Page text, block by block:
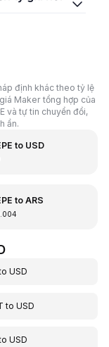
định khác theo tỷ lệ
Maker tổng hợp của
và tự tin chuyển đổi,
ẩn.
to USD
to ARS
USD
toUSD
USD